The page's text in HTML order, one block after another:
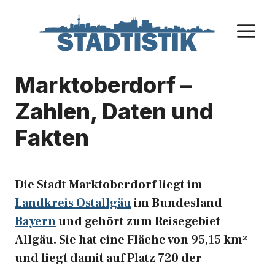
Marktoberdorf –
Zahlen, Daten und
Fakten
Die Stadt Marktoberdorf liegt im
Landkreis Ostallgäuim Bundesland
Bayernund gehört zum Reisegebiet
Allgäu. Sie hat eine Fläche von 95,15 km²
und liegt damit auf Platz 720 der